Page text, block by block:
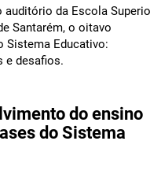
auditório da Escola
Santarém, o oitavo
Sistema Educativo:
e desafios.
do ensino
do Sistema